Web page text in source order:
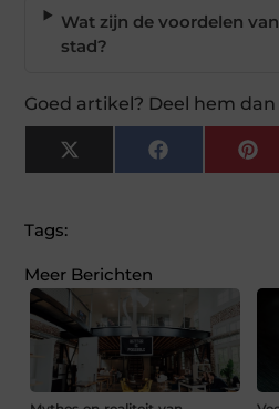
Wat zijn de voordelen
stad?
Goed artikel? Deel hem dan
X
(Twitter)
Facebook
Tags:
Meer Berichten